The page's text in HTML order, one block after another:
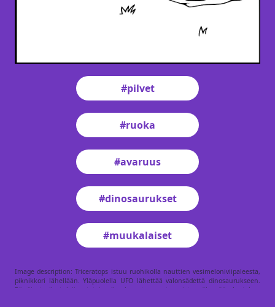
#pilvet
#ruoka
#avaruus
#dinosaurukset
#muukalaiset
Image description: Triceratops istuu ruohikolla nauttien vesimeloniviipaleesta,
piknikkori lähellään. Yläpuolella UFO lähettää valonsädettä dinosaurukseen.
Pörröiset pilvet leijuvat taivaalla, korostaen satumaista näkymää. Asetelma